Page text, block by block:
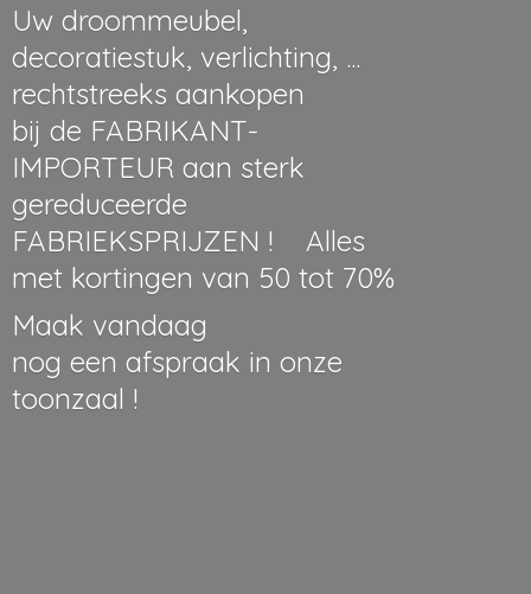
Uw droommeubel,
decoratiestuk, verlichting, ...
rechtstreeks aankopen
bij de FABRIKANT-
IMPORTEUR aan sterk
gereduceerde
FABRIEKSPRIJZEN ! Alles
met kortingen van 50 tot 70%
Maak vandaag
nog een afspraak in onze
toonzaal !